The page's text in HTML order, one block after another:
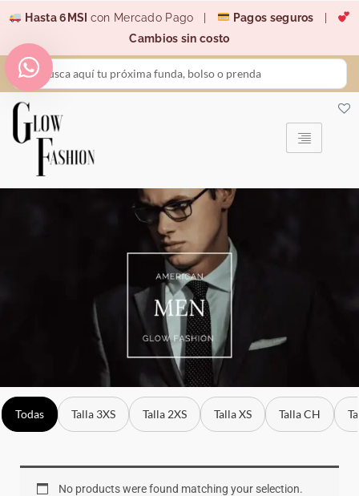
contenido
Hasta 6MSI con Mercado Pago | Pagos seguros
Cambios sin costo
Search
...
Todas Talla 3XS Talla 2XS Talla XS Talla CH
No products were found matching your selection.